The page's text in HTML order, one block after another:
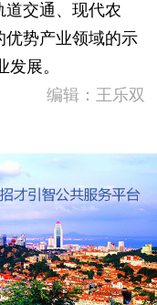
道交通、现代农
优势产业领域的示
展。
编辑：王乐双